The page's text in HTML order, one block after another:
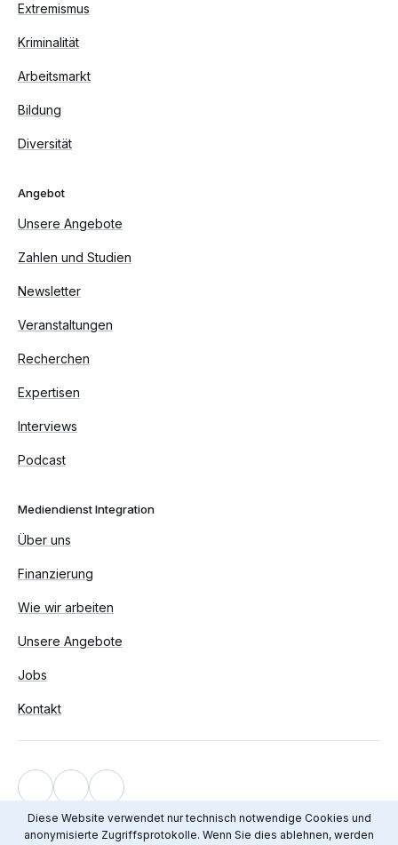
Diese Website verwendet nur technisch notwendige Cookies und
anonymisierte Zugriffsprotokolle. Wenn Sie dies ablehnen, werden
Extremismus
Kriminalität
Arbeitsmarkt
Bildung
Diversität
Angebot
Unsere Angebote
Zahlen und Studien
Newsletter
Veranstaltungen
Recherchen
Expertisen
Interviews
Podcast
Mediendienst Integration
Über uns
Finanzierung
Wie wir arbeiten
Unsere Angebote
Jobs
Kontakt
Impressum